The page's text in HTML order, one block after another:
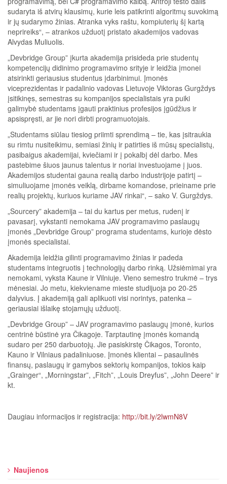
sudaryta iš atvirų klausimų, kurie leis patikrinti algoritmų suvokimą
ir jų sudarymo žinias. Atranka vyks raštu, kompiuterių šį kartą
neprireiks“, – atrankos užduotį pristato akademijos vadovas
Alvydas Muliuolis.
„Devbridge Group” įkurta akademija prisideda prie studentų
kompetencijų didinimo programavimo srityje ir leidžia įmonei
atsirinkti geriausius studentus įdarbinimui. Įmonės
viceprezidentas ir padalinio vadovas Lietuvoje Viktoras Gurgždys
įsitikinęs, semestras su kompanijos specialistais yra puiki
galimybė studentams įgauti praktinius profesijos įgūdžius ir
apsispręsti, ar jie nori dirbti programuotojais.
„Studentams siūlau tiesiog priimti sprendimą – tie, kas įsitraukia
su rimtu nusiteikimu, semiasi žinių ir patirties iš mūsų specialistų,
pasibaigus akademijai, kviečiami ir į pokalbį dėl darbo. Mes
pastebime šiuos jaunus talentus ir noriai investuojame į juos.
Akademijos studentai gauna realią darbo industrijoje patirtį –
simuliuojame įmonės veiklą, dirbame komandose, prieiname prie
realių projektų, kuriuos kuriame JAV rinkai“, – sako V. Gurgždys.
„Sourcery” akademija – tai du kartus per metus, rudenį ir
pavasarį, vykstanti nemokama JAV programavimo paslaugų
įmonės „Devbridge Group” programa studentams, kurioje dėsto
įmonės specialistai.
Akademija leidžia gilinti programavimo žinias ir padeda
studentams integruotis į technologijų darbo rinką. Užsiėmimai yra
nemokami, vyksta Kaune ir Vilniuje. Vieno semestro trukmė – trys
mėnesiai. Jo metu, kiekviename mieste studijuoja po 20-25
dalyvius. Į akademiją gali aplikuoti visi norintys, patenka –
geriausiai išlaikę stojamųjų užduotį.
„Devbridge Group” – JAV programavimo paslaugų įmonė, kurios
centrinė būstinė yra Čikagoje. Tarptautinę įmonės komandą
sudaro per 250 darbuotojų. Jie pasiskirstę Čikagos, Toronto,
Kauno ir Vilniaus padaliniuose. Įmonės klientai – pasaulinės
finansų, paslaugų ir gamybos sektorių kompanijos, tokios kaip
„Grainger“, „Morningstar”, „Fitch”, „Louis Dreyfus”, „John Deere” ir
kt.
Daugiau informacijos ir registracija: http://bit.ly/2lwmN8V
Naujienos